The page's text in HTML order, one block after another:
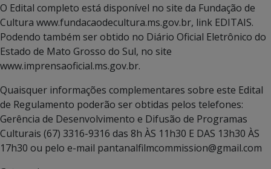
O Edital completo está disponível no site da Fundação de
Cultura www.fundacaodecultura.ms.gov.br, link EDITAIS.
Podendo também ser obtido no Diário Oficial Eletrônico do
Estado de Mato Grosso do Sul, no site
www.imprensaoficial.ms.gov.br.
Quaisquer informações complementares sobre este Edital
de Regulamento poderão ser obtidas pelos telefones:
Gerência de Desenvolvimento e Difusão de Programas
Culturais (67) 3316-9316 das 8h ÀS 11h30 E DAS 13h30 ÀS
17h30 ou pelo e-mail pantanalfilmcommission@gmail.com